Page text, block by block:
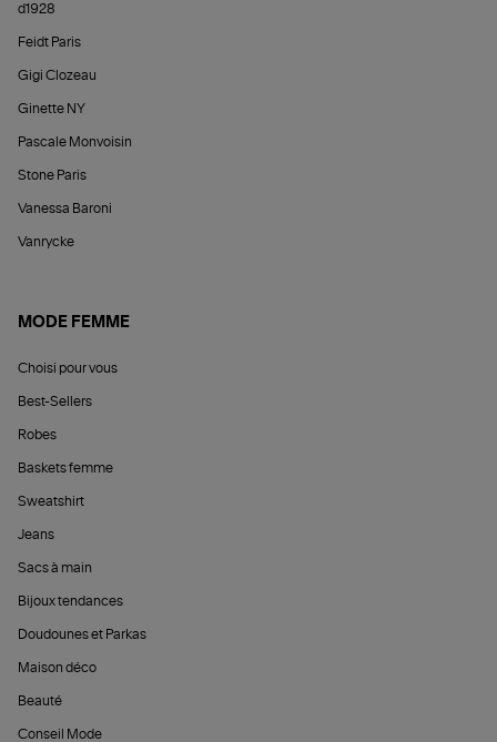
d1928
Feidt Paris
Gigi Clozeau
Ginette NY
Pascale Monvoisin
Stone Paris
Vanessa Baroni
Vanrycke
MODE FEMME
Choisi pour vous
Best-Sellers
Robes
Baskets femme
Sweatshirt
Jeans
Sacs à main
Bijoux tendances
Doudounes et Parkas
Maison déco
Beauté
Conseil Mode